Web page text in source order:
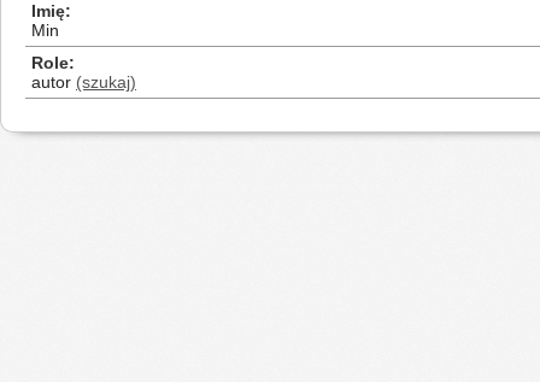
Imię
Min
Role
autor (szukaj)